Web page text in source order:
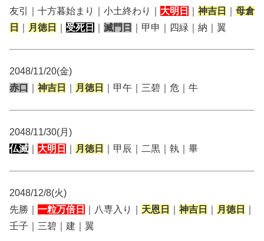
友引｜十方暮始まり｜小土終わり｜ 大明日 神吉日
母倉
日
月徳日 受死日 滅門日 ｜甲申｜四緑｜納｜翼
2048/11/20(金)
赤口
神吉日 月徳日 ｜甲午｜三碧｜危｜牛
2048/11/30(月)
仏滅
大明日 月徳日 ｜甲辰｜二黒｜執｜畢
2048/12/8(火)
先勝｜ 一粒万倍日 ｜八専入り｜ 天恩日 神吉日 月徳日
壬子｜三碧｜建｜翼